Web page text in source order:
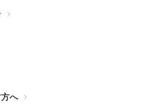
へ